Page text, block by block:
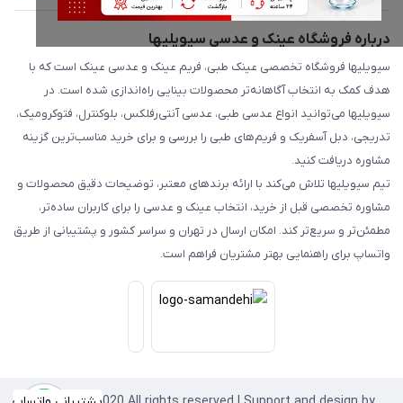
درباره فروشگاه عینک و عدسی سیویلیها
سیویلیها فروشگاه تخصصی عینک طبی، فریم عینک و عدسی عینک است که با
هدف کمک به انتخاب آگاهانه‌تر محصولات بینایی راه‌اندازی شده است. در
سیویلیها می‌توانید انواع عدسی طبی، عدسی آنتی‌رفلکس، بلوکنترل، فتوکرومیک،
تدریجی، دبل آسفریک و فریم‌های طبی را بررسی و برای خرید مناسب‌ترین گزینه
مشاوره دریافت کنید.
تیم سیویلیها تلاش می‌کند با ارائه برندهای معتبر، توضیحات دقیق محصولات و
مشاوره تخصصی قبل از خرید، انتخاب عینک و عدسی را برای کاربران ساده‌تر،
مطمئن‌تر و سریع‌تر کند. امکان ارسال در تهران و سراسر کشور و پشتیبانی از طریق
واتساپ برای راهنمایی بهتر مشتریان فراهم است.